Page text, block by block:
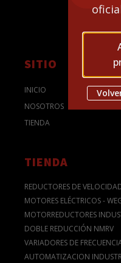
SITIO
INICIO
NOSOTROS
TIENDA
TIENDA
REDUCTORES DE
MOTORES ELÉCTRICOS -
MOTORREDUCTORES
DOBLE REDUCCIÓN NMRV
VARIADORES DE
AUTOMATIZACION